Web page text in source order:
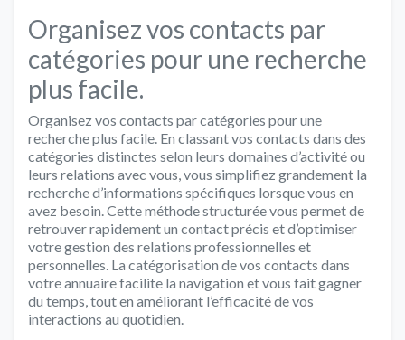
Organisez vos contacts par
catégories pour une recherche
plus facile.
Organisez vos contacts par catégories pour une
recherche plus facile. En classant vos contacts dans des
catégories distinctes selon leurs domaines d’activité ou
leurs relations avec vous, vous simplifiez grandement la
recherche d’informations spécifiques lorsque vous en
avez besoin. Cette méthode structurée vous permet de
retrouver rapidement un contact précis et d’optimiser
votre gestion des relations professionnelles et
personnelles. La catégorisation de vos contacts dans
votre annuaire facilite la navigation et vous fait gagner
du temps, tout en améliorant l’efficacité de vos
interactions au quotidien.